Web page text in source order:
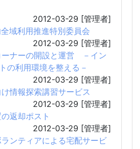
2012-03-29 [管理者]
域利用推進特別委員会
2012-03-29 [管理者]
ーナーの開設と運営 －イン
の利用環境を整える－
2012-03-29 [管理者]
情報探索講習サービス
2012-03-29 [管理者]
返却ポスト
2012-03-29 [管理者]
ンティアによる宅配サービ